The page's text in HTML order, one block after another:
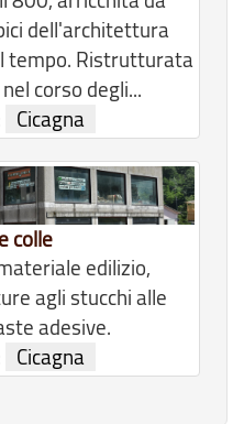
dell'architettura
tempo. Ristrutturata
corso degli...
Cicagna
colle
edilizio,
agli stucchi alle
adesive.
Cicagna